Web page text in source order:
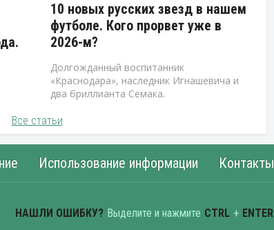
10 новых русских звезд в нашем
футболе. Кого прорвет уже в
2026-м?
Долгожданный воспитанник
«Краснодара», наследник Игнашевича и
два бриллианта Семака.
Все статьи
Использование информации Контакты